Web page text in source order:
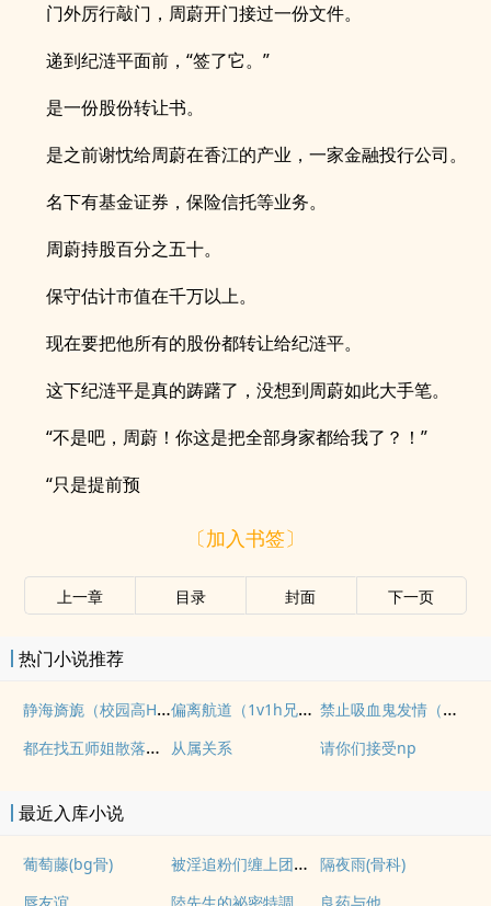
门外厉行敲门，周蔚开门接过一份文件。
递到纪涟平面前，“签了它。”
是一份股份转让书。
是之前谢忱给周蔚在香江的产业，一家金融投行公司。
名下有基金证券，保险信托等业务。
周蔚持股百分之五十。
保守估计市值在千万以上。
现在要把他所有的股份都转让给纪涟平。
这下纪涟平是真的踌躇了，没想到周蔚如此大手笔。
“不是吧，周蔚！你这是把全部身家都给我了？！”
“只是提前预
〔加入书签〕
上一章 目录 封面 下一页
热门小说推荐
静海旖旎（校园高H） 偏离航道（1v1h兄妹骨科bg）
禁止吸血鬼发情（姐狗高H 1v1）
都在找五师姐散落的法宝
从属关系 请你们接受np
最近入库小说
葡萄藤(bg骨) 被淫追粉们缠上团播女主播(露出NPH)
隔夜雨(骨科)